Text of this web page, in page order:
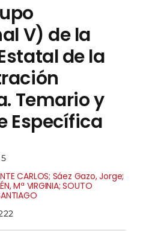
V) de la
de la
Temario y
Específica
5
CARLOS; Sáez Gazo, Jorge;
Mª VIRGINIA; SOUTO